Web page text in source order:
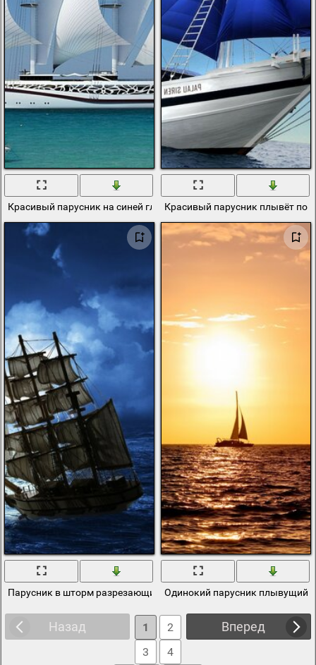
Красивый парусник на синей глади моряКрасивый парусник плывёт по
Парусник в шторм разрезающий волныОдинокий парусник плывущий
Назад Вперед
1
2
3
4